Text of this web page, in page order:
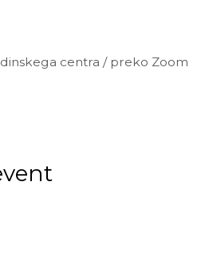
centra / preko Zoom